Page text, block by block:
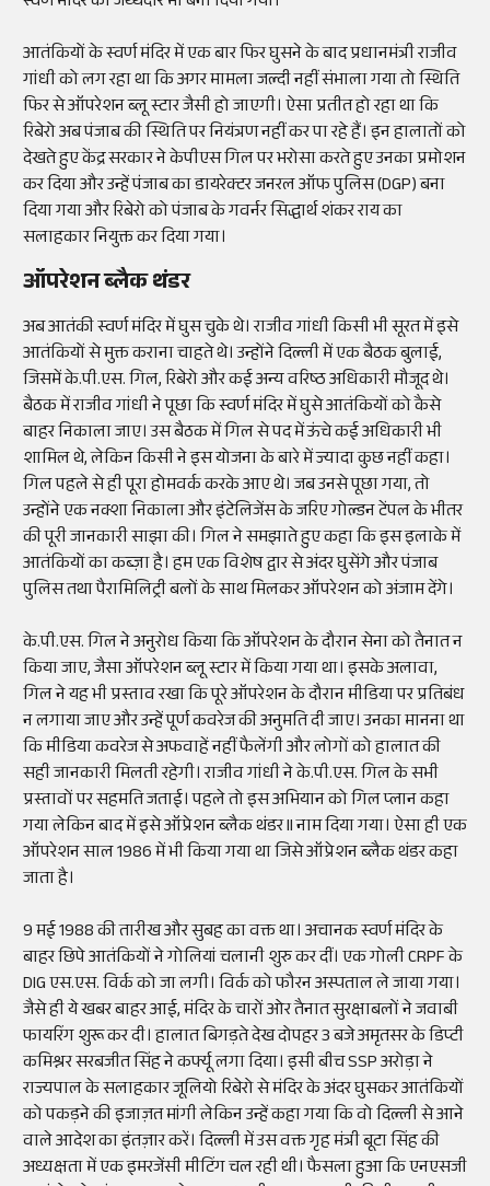
आतंकियों के स्वर्ण मंदिर में एक बार फिर घुसने के बाद प्रधानमंत्री राजीव
गांधी को लग रहा था कि अगर मामला जल्दी नहीं संभाला गया तो स्थिति
फिर से ऑपरेशन ब्लू स्टार जैसी हो जाएगी। ऐसा प्रतीत हो रहा था कि
रिबेरो अब पंजाब की स्थिति पर नियंत्रण नहीं कर पा रहे हैं। इन हालातों को
देखते हुए केंद्र सरकार ने केपीएस गिल पर भरोसा करते हुए उनका प्रमोशन
कर दिया और उन्हें पंजाब का डायरेक्टर जनरल ऑफ पुलिस (DGP) बना
दिया गया और रिबेरो को पंजाब के गवर्नर सिद्धार्थ शंकर राय का
सलाहकार नियुक्त कर दिया गया।
ऑपरेशन ब्लैक थंडर
अब आतंकी स्वर्ण मंदिर में घुस चुके थे। राजीव गांधी किसी भी सूरत में इसे
आतंकियों से मुक्त कराना चाहते थे। उन्होंने दिल्ली में एक बैठक बुलाई,
जिसमें के.पी.एस. गिल, रिबेरो और कई अन्य वरिष्ठ अधिकारी मौजूद थे।
बैठक में राजीव गांधी ने पूछा कि स्वर्ण मंदिर में घुसे आतंकियों को कैसे
बाहर निकाला जाए। उस बैठक में गिल से पद में ऊंचे कई अधिकारी भी
शामिल थे, लेकिन किसी ने इस योजना के बारे में ज्यादा कुछ नहीं कहा।
गिल पहले से ही पूरा होमवर्क करके आए थे। जब उनसे पूछा गया, तो
उन्होंने एक नक्शा निकाला और इंटेलिजेंस के जरिए गोल्डन टेंपल के भीतर
की पूरी जानकारी साझा की। गिल ने समझाते हुए कहा कि इस इलाके में
आतंकियों का कब्ज़ा है। हम एक विशेष द्वार से अंदर घुसेंगे और पंजाब
पुलिस तथा पैरामिलिट्री बलों के साथ मिलकर ऑपरेशन को अंजाम देंगे।
के.पी.एस. गिल ने अनुरोध किया कि ऑपरेशन के दौरान सेना को तैनात न
किया जाए, जैसा ऑपरेशन ब्लू स्टार में किया गया था। इसके अलावा,
गिल ने यह भी प्रस्ताव रखा कि पूरे ऑपरेशन के दौरान मीडिया पर प्रतिबंध
न लगाया जाए और उन्हें पूर्ण कवरेज की अनुमति दी जाए। उनका मानना था
कि मीडिया कवरेज से अफवाहें नहीं फैलेंगी और लोगों को हालात की
सही जानकारी मिलती रहेगी। राजीव गांधी ने के.पी.एस. गिल के सभी
प्रस्तावों पर सहमति जताई। पहले तो इस अभियान को गिल प्लान कहा
गया लेकिन बाद में इसे ऑप्रेशन ब्लैक थंडर II नाम दिया गया। ऐसा ही एक
ऑपरेशन साल 1986 में भी किया गया था जिसे ऑप्रेशन ब्लैक थंडर कहा
जाता है।
9 मई 1988 की तारीख और सुबह का वक्त था। अचानक स्वर्ण मंदिर के
बाहर छिपे आतंकियों ने गोलियां चलानी शुरु कर दीं। एक गोली CRPF के
DIG एस.एस. विर्क को जा लगी। विर्क को फौरन अस्पताल ले जाया गया।
जैसे ही ये खबर बाहर आई, मंदिर के चारों ओर तैनात सुरक्षाबलों ने जवाबी
फायरिंग शुरू कर दी। हालात बिगड़ते देख दोपहर 3 बजे अमृतसर के डिप्टी
कमिश्नर सरबजीत सिंह ने कर्फ्यू लगा दिया। इसी बीच SSP अरोड़ा ने
राज्यपाल के सलाहकार जूलियो रिबेरो से मंदिर के अंदर घुसकर आतंकियों
को पकड़ने की इजाज़त मांगी लेकिन उन्हें कहा गया कि वो दिल्ली से आने
वाले आदेश का इंतज़ार करें। दिल्ली में उस वक्त गृह मंत्री बूटा सिंह की
अध्यक्षता में एक इमरजेंसी मीटिंग चल रही थी। फैसला हुआ कि एनएसजी